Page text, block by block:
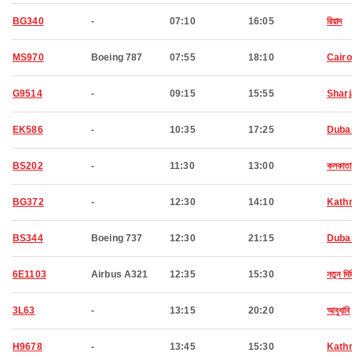
BG340 - 07:10 16:05 রিয়াদ
MS970 Boeing 787 07:55 18:10 Cairo
G9514 - 09:15 15:55
EK586 - 10:35 17:25
BS202 - 11:30 13:00 কলকাতা
BG372 - 12:30 14:10
BS344 Boeing 737 12:30 21:15
6E1103 Airbus A321 12:35 15:30 নতুন
3L63 - 13:15 20:20 আবুধাবি
H9678 - 13:45 15:30